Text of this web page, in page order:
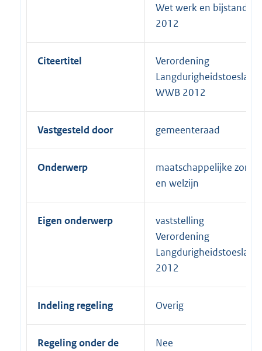
Wet werk en bijstand
2012
Citeertitel
Verordening
Langdurigheidstoeslag
WWB 2012
Vastgesteld door gemeenteraad
Onderwerp
maatschappelijke zorg
en welzijn
Eigen onderwerp
vaststelling
Verordening
Langdurigheidstoeslag
2012
Indeling regeling Overig
Regeling onder de
Nee